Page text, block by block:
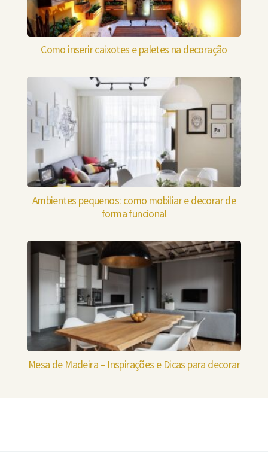
Como inserir caixotes e paletes na decoração
Ambientes pequenos: como mobiliar e decorar de
forma funcional
Mesa de Madeira – Inspirações e Dicas para decorar